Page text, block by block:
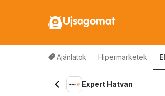
Ujsagomat
Ajánlatok Hipermarketek
Expert Hatvan